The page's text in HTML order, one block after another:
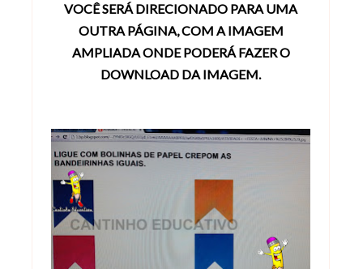
VOCÊ SERÁ DIRECIONADO PARA UMA
OUTRA PÁGINA, COM A IMAGEM
AMPLIADAONDE PODERÁ FAZER O
DOWNLOAD DA IMAGEM.